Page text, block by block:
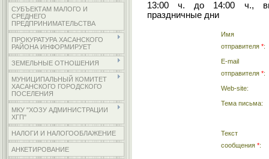
СУБЪЕКТАМ МАЛОГО И
СРЕДНЕГО
ПРЕДПРИНИМАТЕЛЬСТВА
ПРОКУРАТУРА ХАСАНСКОГО
РАЙОНА ИНФОРМИРУЕТ
ЗЕМЕЛЬНЫЕ ОТНОШЕНИЯ
МУНИЦИПАЛЬНЫЙ КОМИТЕТ
ХАСАНСКОГО ГОРОДСКОГО
ПОСЕЛЕНИЯ
МКУ "ХОЗУ АДМИНИСТРАЦИИ
ХГП"
НАЛОГИ И НАЛОГООБЛАЖЕНИЕ
АНКЕТИРОВАНИЕ
13:00 ч. до 14:00 ч.,
праздничные дни
Имя
отправителя *:
E-mail
отправителя *:
Web-site:
Тема письма:
Текст
сообщения *: